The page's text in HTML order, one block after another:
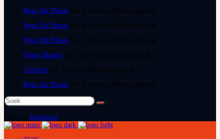
Ryno Du Plessis
Ryno Du Plessis
Ryno Du Plessis
Pieter Mostert
Tearlach
Ryno Du Plessis
Soek
na:
Registreer